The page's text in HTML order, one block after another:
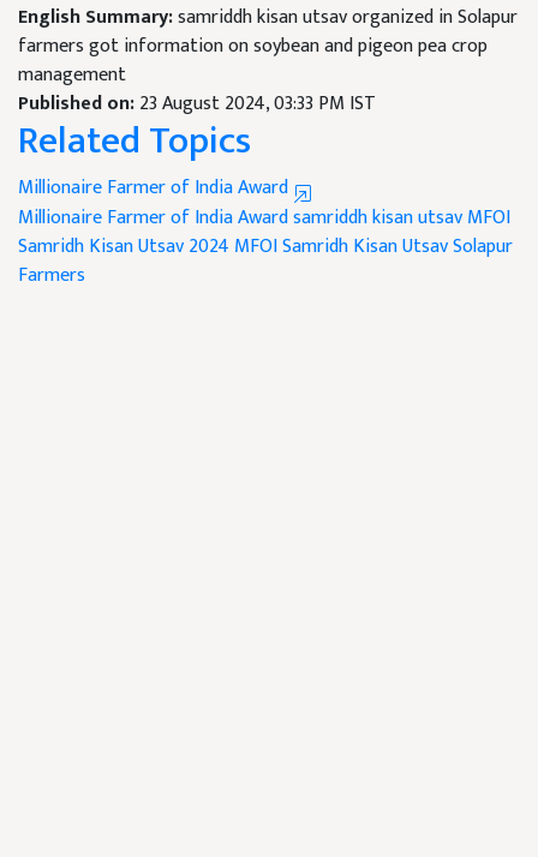
English Summary:samriddh kisan utsav organized in Solapur
farmers got information on soybean and pigeon pea crop
management
Published on:23 August 2024, 03:33 PM IST
Related Topics
Millionaire Farmer of India Award
Millionaire Farmer of India Awardsamriddh kisan utsavMFOI
Samridh Kisan Utsav 2024 MFOI Samridh Kisan UtsavSolapur
Farmers